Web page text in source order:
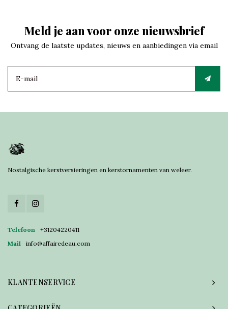
Meld je aan voor onze nieuwsbrief
Ontvang de laatste updates, nieuws en aanbiedingen via email
Nostalgische kerstversieringen en kerstornamenten van weleer.
Telefoon
+31204220411
Mail
info@affairedeau.com
KLANTENSERVICE